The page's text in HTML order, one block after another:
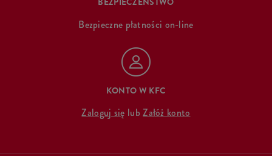
Bezpieczne płatności on-line
KONTO W KFC
Zaloguj się lubZałóż konto